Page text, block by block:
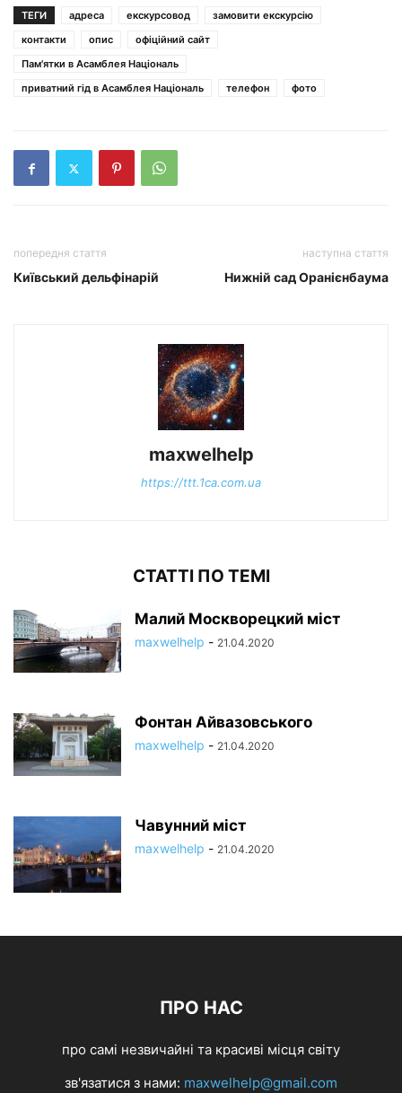
ТЕГИ адреса екскурсовод
замовити екскурсію
контакти
опис
офіційний сайт
Пам'ятки в Асамблея Національ
приватний гід в Асамблея Національ
телефон фото
попередня стаття
Київський дельфінарій
наступна стаття
Нижній сад Оранієнбаума
maxwelhelp
https://ttt.1ca.com.ua
СТАТТІ ПО ТЕМІ
Малий Москворецкий міст
maxwelhelp - 21.04.2020
Фонтан Айвазовського
maxwelhelp - 21.04.2020
Чавунний міст
maxwelhelp - 21.04.2020
ПРО НАС
про самі незвичайні та красиві місця світу
зв'язатися з нами: maxwelhelp@gmail.com